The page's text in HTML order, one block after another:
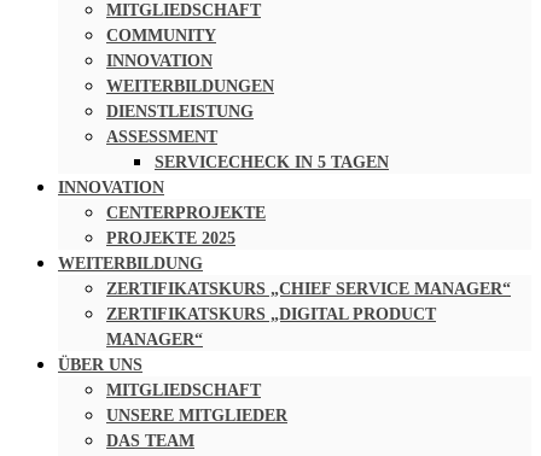
MITGLIEDSCHAFT
COMMUNITY
INNOVATION
WEITERBILDUNGEN
DIENSTLEISTUNG
ASSESSMENT
SERVICECHECK IN 5 TAGEN
INNOVATION
CENTERPROJEKTE
PROJEKTE 2025
WEITERBILDUNG
ZERTIFIKATSKURS „CHIEF SERVICE MANAGER“
ZERTIFIKATSKURS „DIGITAL PRODUCT
MANAGER“
ÜBER UNS
MITGLIEDSCHAFT
UNSERE MITGLIEDER
DAS TEAM